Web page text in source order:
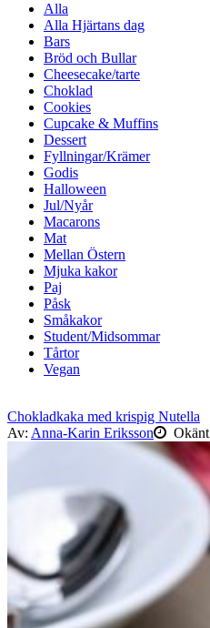
Alla
Alla Hjärtans dag
Bars
Bröd och Bullar
Cheesecake/tarte
Choklad
Cookies
Cupcake & Muffins
Dessert
Fyllningar/Krämer
Godis
Halloween
Jul/Nyår
Macarons
Mat
Mellan Östern
Mjuka kakor
Paj
Påsk
Småkakor
Student/Midsommar
Tårtor
Vegan
Chokladkaka med krispig Nutella
Av: Anna-Karin Eriksson Okänt